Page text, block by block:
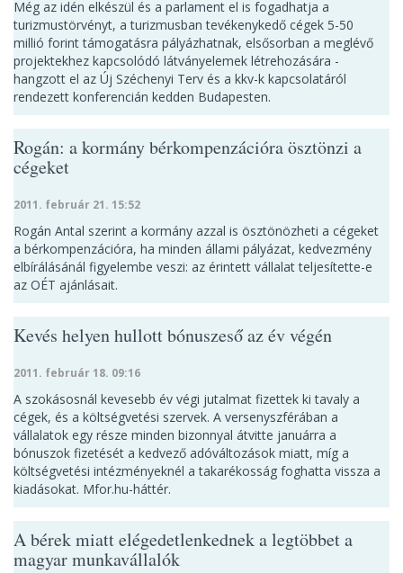
Még az idén elkészül és a parlament el is fogadhatja a
turizmustörvényt, a turizmusban tevékenykedő cégek 5-50
millió forint támogatásra pályázhatnak, elsősorban a meglévő
projektekhez kapcsolódó látványelemek létrehozására -
hangzott el az Új Széchenyi Terv és a kkv-k kapcsolatáról
rendezett konferencián kedden Budapesten.
Rogán: a kormány bérkompenzációra ösztönzi a
cégeket
2011. február 21. 15:52
Rogán Antal szerint a kormány azzal is ösztönözheti a cégeket
a bérkompenzációra, ha minden állami pályázat, kedvezmény
elbírálásánál figyelembe veszi: az érintett vállalat teljesítette-e
az OÉT ajánlásait.
Kevés helyen hullott bónuszeső az év végén
2011. február 18. 09:16
A szokásosnál kevesebb év végi jutalmat fizettek ki tavaly a
cégek, és a költségvetési szervek. A versenyszférában a
vállalatok egy része minden bizonnyal átvitte januárra a
bónuszok fizetését a kedvező adóváltozások miatt, míg a
költségvetési intézményeknél a takarékosság foghatta vissza a
kiadásokat. Mfor.hu-háttér.
A bérek miatt elégedetlenkednek a legtöbbet a
magyar munkavállalók